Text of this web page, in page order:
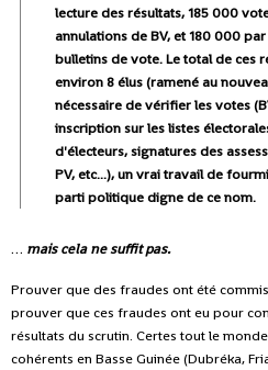
lecture des résultats, 185 000
annulations de BV, et 180 000
bulletins de vote. Le total de ces
environ 8 élus (ramené au
nécessaire de vérifier les votes
inscription sur les listes
d'électeurs, signatures des
PV, etc...), un vrai travail de
parti politique digne de ce nom.
… mais cela ne suffit pas.
Prouver que des fraudes ont été
prouver que ces fraudes ont eu pour
résultats du scrutin. Certes tout le
cohérents en Basse Guinée (Dubréka,